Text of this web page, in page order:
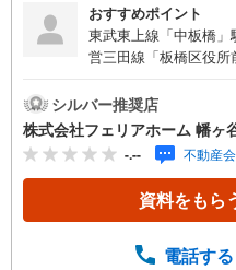
おすすめポイント
東武東上線「中板橋
営三田線「板橋区役
件付き売地です。敷地
面しており、明るさと
歩圏でありながら、周
稚園などが揃い、子育
っています。参考プ
4.7帖のLDKを中心に
的なプライベート空
シルバー推奨店
株式会社フェリアホーム 幡ヶ
-.-- 不動産
資料をもら
電話する